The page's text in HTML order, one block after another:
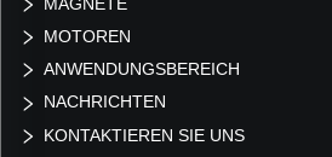
MOTOREN
ANWENDUNGSBEREICH
NACHRICHTEN
KONTAKTIEREN SIE UNS